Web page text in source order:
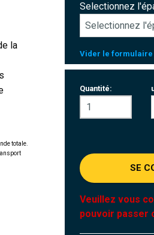
la
totale.
Selectionnez
Vider le formulaire
Quantité:
SE
Veuillez vous
pouvoir passer